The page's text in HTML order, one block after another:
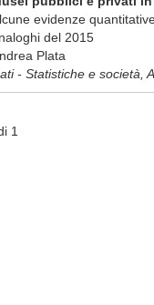
evidenze
del 2015
Plata
- Statistiche e società,
1